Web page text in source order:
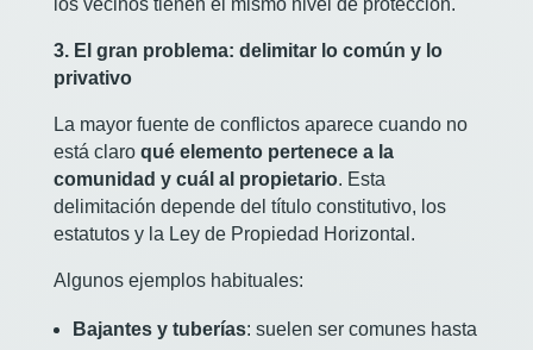
los vecinos tienen el mismo nivel de protección.
3. El gran problema: delimitar lo común y lo
privativo
La mayor fuente de conflictos aparece cuando no
está claro qué elemento pertenece a la
comunidad y cuál al propietario. Esta
delimitación depende del título constitutivo, los
estatutos y la Ley de Propiedad Horizontal.
Algunos ejemplos habituales:
Bajantes y tuberías: suelen ser comunes hasta